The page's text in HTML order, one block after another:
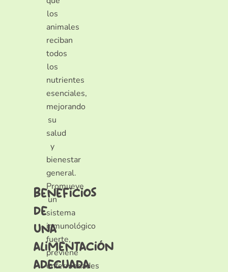
beneficios
de
una
alimentación
adecuada
los
animales
reciban
todos
los
nutrientes
esenciales,
mejorando
su
salud
y
bienestar
general.
Promueve
un
sistema
inmunológico
fuerte,
previene
enfermedades